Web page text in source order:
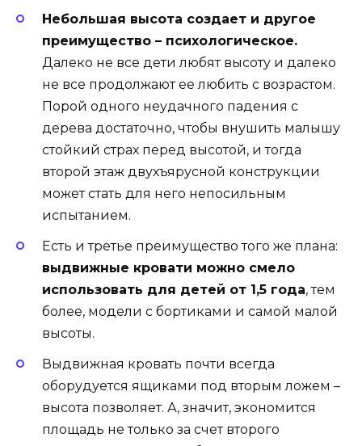
Небольшая высота создает и другое
преимущество – психологическое.
Далеко не все дети любят высоту и далеко
не все продолжают ее любить с возрастом.
Порой одного неудачного падения с
дерева достаточно, чтобы внушить малышу
стойкий страх перед высотой, и тогда
второй этаж двухъярусной конструкции
может стать для него непосильным
испытанием.
Есть и третье преимущество того же плана:
выдвижные кровати можно смело
использовать для детей от 1,5 года, тем
более, модели с бортиками и самой малой
высоты.
Выдвижная кровать почти всегда
оборудуется ящиками под вторым ложем –
высота позволяет. А, значит, экономится
площадь не только за счет второго